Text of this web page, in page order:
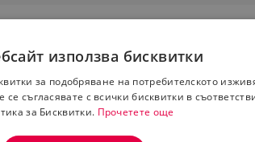
използва бисквитки
за подобряване на потребителското
съгласявате с всички бисквитки в
за Бисквитки. Прочетете още